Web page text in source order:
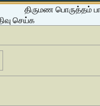
திருமண பொருத்தம்
செய்க